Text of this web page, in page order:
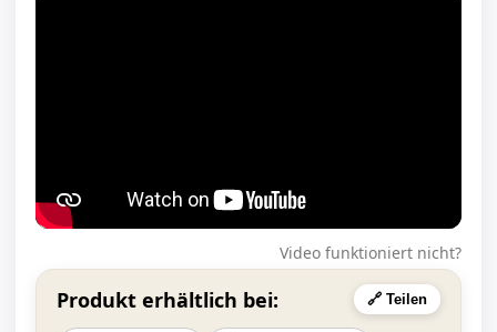
Video funktioniert nicht?
Produkt erhältlich bei: 🔗 Teilen